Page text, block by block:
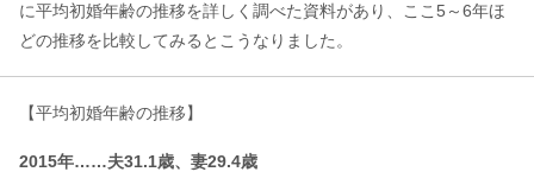
に平均初婚年齢の推移を詳しく調べた資料があり、ここ5～6年ほ
どの推移を比較してみるとこうなりました。
【平均初婚年齢の推移】
2015年……夫31.1歳、妻29.4歳